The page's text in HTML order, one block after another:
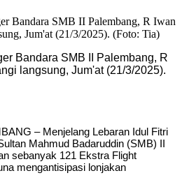
Bandara SMB II Palembang, R
langsung, Jum'at (21/3/2025).
– Menjelang Lebaran Idul Fitri
Mahmud Badaruddin (SMB) II
sebanyak 121 Ekstra Flight
mengantisipasi lonjakan